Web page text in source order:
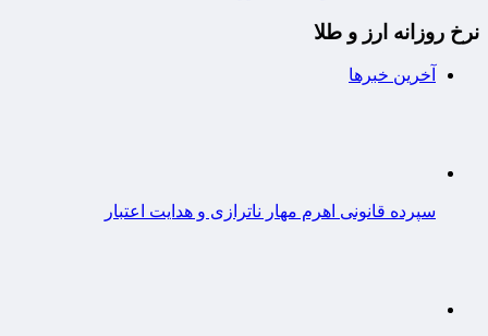
نرخ روزانه ارز و طلا
آخرین خبرها
سپرده قانونی اهرم مهار ناترازی و هدایت اعتبار